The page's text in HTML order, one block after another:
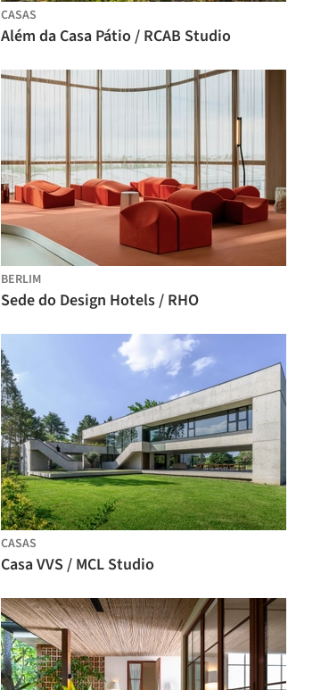
CASAS
Além da Casa Pátio / RCAB Studio
BERLIM
Sede do Design Hotels / RHO
CASAS
Casa VVS / MCL Studio